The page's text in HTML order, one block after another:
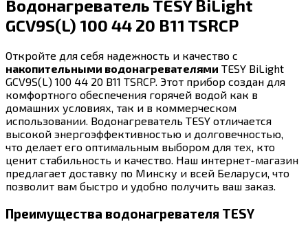
TSRCP
Водонагреватель TESY BiLight
GCV9S(L) 100 44 20 B11 TSRCP
Откройте для себя надежность и качество с
накопительными водонагревателями TESY BiLight
GCV9S(L) 100 44 20 B11 TSRCP. Этот прибор создан для
комфортного обеспечения горячей водой как в
домашних условиях, так и в коммерческом
использовании. Водонагреватель TESY отличается
высокой энергоэффективностью и долговечностью,
что делает его оптимальным выбором для тех, кто
ценит стабильность и качество. Наш интернет-магазин
предлагает доставку по Минску и всей Беларуси, что
позволит вам быстро и удобно получить ваш заказ.
Преимущества водонагревателя TESY